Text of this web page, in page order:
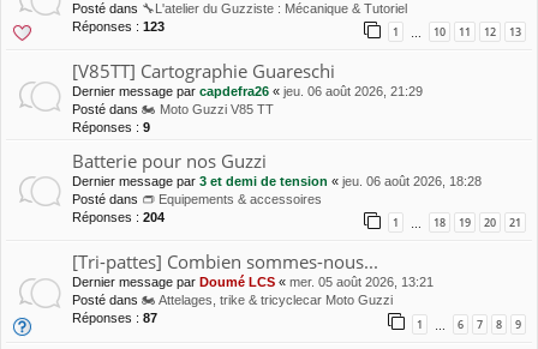
Posté dans 🔧L'atelier du Guzziste : Mécanique & Tutoriel
Réponses : 123 1 … 10 11 12 13
[V85TT] Cartographie Guareschi
Dernier message par capdefra26 « jeu. 06 août 2026, 21:29
Posté dans 🏍 Moto Guzzi V85 TT
Réponses : 9
Batterie pour nos Guzzi
Dernier message par 3 et demi de tension « jeu. 06 août 2026, 18:28
Posté dans 👝 Equipements & accessoires
Réponses : 204 1 … 18 19 20 21
[Tri-pattes] Combien sommes-nous...
Dernier message par Doumé LCS « mer. 05 août 2026, 13:21
Posté dans 🏍 Attelages, trike & tricyclecar Moto Guzzi
Réponses : 87 1 6 7 8 9